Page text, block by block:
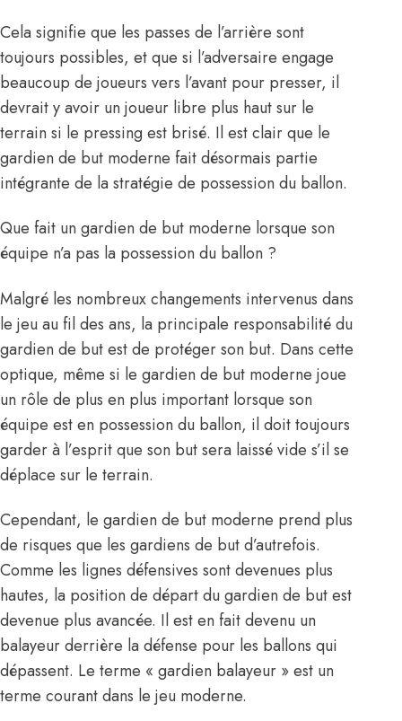
Cela signifie que les passes de l’arrière sont
toujours possibles, et que si l’adversaire engage
beaucoup de joueurs vers l’avant pour presser, il
devrait y avoir un joueur libre plus haut sur le
terrain si le pressing est brisé. Il est clair que le
gardien de but moderne fait désormais partie
intégrante de la stratégie de possession du ballon.
Que fait un gardien de but moderne lorsque son
équipe n’a pas la possession du ballon ?
Malgré les nombreux changements intervenus dans
le jeu au fil des ans, la principale responsabilité du
gardien de but est de protéger son but. Dans cette
optique, même si le gardien de but moderne joue
un rôle de plus en plus important lorsque son
équipe est en possession du ballon, il doit toujours
garder à l’esprit que son but sera laissé vide s’il se
déplace sur le terrain.
Cependant, le gardien de but moderne prend plus
de risques que les gardiens de but d’autrefois.
Comme les lignes défensives sont devenues plus
hautes, la position de départ du gardien de but est
devenue plus avancée. Il est en fait devenu un
balayeur derrière la défense pour les ballons qui
dépassent. Le terme « gardien balayeur » est un
terme courant dans le jeu moderne.